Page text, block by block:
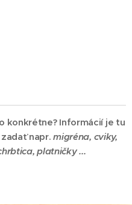
konkrétne? Informácií je tu
zadať napr.migréna, cviky,
platničky ...